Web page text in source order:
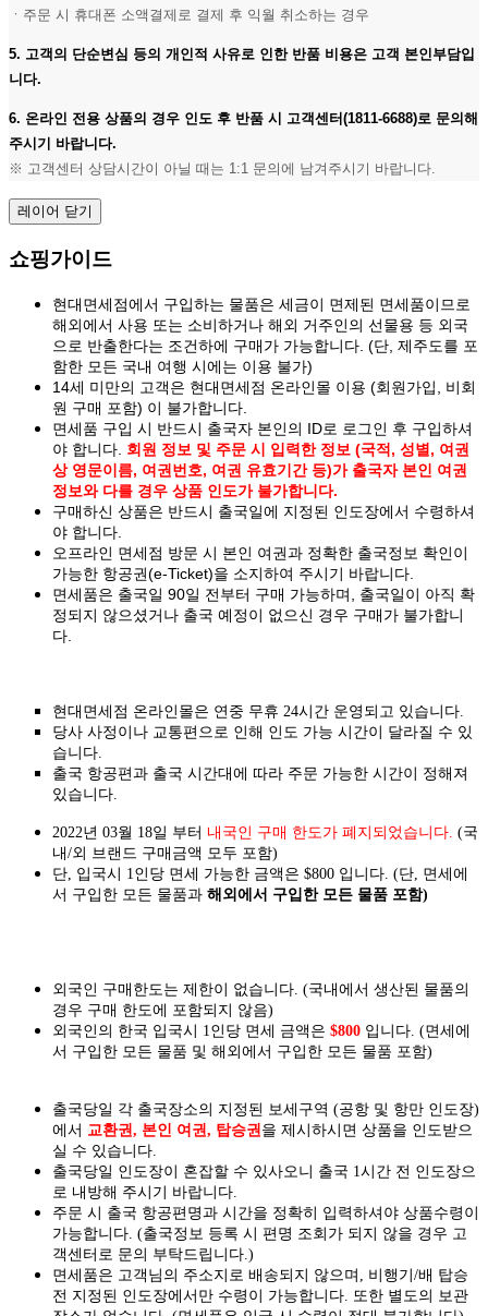
ㆍ주문 시 휴대폰 소액결제로 결제 후 익월 취소하는 경우
5. 고객의 단순변심 등의 개인적 사유로 인한 반품 비용은 고객 본인부담입
니다.
6. 온라인 전용 상품의 경우 인도 후 반품 시 고객센터(1811-6688)로 문의해
주시기 바랍니다.
※ 고객센터 상담시간이 아닐 때는 1:1 문의에 남겨주시기 바랍니다.
레이어 닫기
쇼핑가이드
현대면세점에서 구입하는 물품은 세금이 면제된 면세품이므로
해외에서 사용 또는 소비하거나 해외 거주인의 선물용 등 외국
으로 반출한다는 조건하에 구매가 가능합니다. (단, 제주도를 포
함한 모든 국내 여행 시에는 이용 불가)
14세 미만의 고객은 현대면세점 온라인몰 이용 (회원가입, 비회
원 구매 포함) 이 불가합니다.
면세품 구입 시 반드시 출국자 본인의 ID로 로그인 후 구입하셔
야 합니다. 회원 정보 및 주문 시 입력한 정보 (국적, 성별, 여권
상 영문이름, 여권번호, 여권 유효기간 등)가 출국자 본인 여권
정보와 다를 경우 상품 인도가 불가합니다.
구매하신 상품은 반드시 출국일에 지정된 인도장에서 수령하셔
야 합니다.
오프라인 면세점 방문 시 본인 여권과 정확한 출국정보 확인이
가능한 항공권(e-Ticket)을 소지하여 주시기 바랍니다.
면세품은 출국일 90일 전부터 구매 가능하며, 출국일이 아직 확
정되지 않으셨거나 출국 예정이 없으신 경우 구매가 불가합니
다.
현대면세점 온라인몰은 연중 무휴 24시간 운영되고 있습니다.
당사 사정이나 교통편으로 인해 인도 가능 시간이 달라질 수 있
습니다.
출국 항공편과 출국 시간대에 따라 주문 가능한 시간이 정해져
있습니다.
2022년 03월 18일 부터 내국인 구매 한도가 폐지되었습니다. (국
내/외 브랜드 구매금액 모두 포함)
단, 입국시 1인당 면세 가능한 금액은 $800 입니다. (단, 면세에
서 구입한 모든 물품과 해외에서 구입한 모든 물품 포함)
외국인 구매한도는 제한이 없습니다. (국내에서 생산된 물품의
경우 구매 한도에 포함되지 않음)
외국인의 한국 입국시 1인당 면세 금액은 $800 입니다. (면세에
서 구입한 모든 물품 및 해외에서 구입한 모든 물품 포함)
출국당일 각 출국장소의 지정된 보세구역 (공항 및 항만 인도장)
에서 교환권, 본인 여권, 탑승권 을 제시하시면 상품을 인도 받으
실 수 있습니다.
출국당일 인도장이 혼잡할 수 있사오니 출국 1시간 전 인도장으
로 내방해 주시기 바랍니다.
주문 시 출국 항공편명과 시간을 정확히 입력하셔야 상품수령이
가능합니다. (출국정보 등록 시 편명 조회가 되지 않을 경우 고
객센터로 문의 부탁드립니다.)
면세품은 고객님의 주소지로 배송되지 않으며, 비행기/배 탑승
전 지정된 인도장에서만 수령이 가능합니다. 또한 별도의 보관